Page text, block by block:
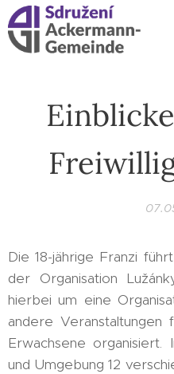
Die 18-jährige Franzi
der Organisation
hierbei um eine
andere Veranstaltungen
Erwachsene
und Umgebung 12